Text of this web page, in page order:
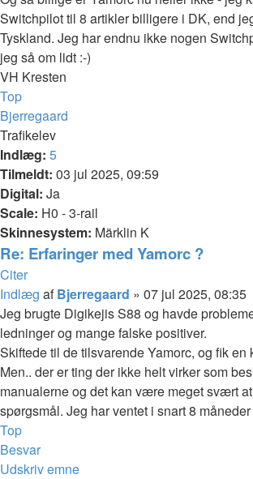
Switchpilot til 8 artikler billigere i DK, end
Tyskland. Jeg har endnu ikke nogen
jeg så om lidt :-)
VH Kresten
Top
Bjerregaard
Trafikelev
Indlæg: 5
Tilmeldt: 03 jul 2025, 09:59
Digital: Ja
Scale: H0 - 3-rail
Skinnesystem: Märklin K
Re: Erfaringer med Yamorc ?
Citer
Indlæg afBjerregaard » 07 jul 2025, 08:35
Jeg brugte Digikejis S88 og havde
ledninger og mange falske positiver.
Skiftede til de tilsvarende Yamorc, og fik en
Men.. der er ting der ikke helt virker som
manualerne og det kan være meget svært
spørgsmål. Jeg har ventet i snart 8
Top
Besvar
Udskriv emne